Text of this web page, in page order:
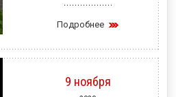
Подробнее
9 ноября